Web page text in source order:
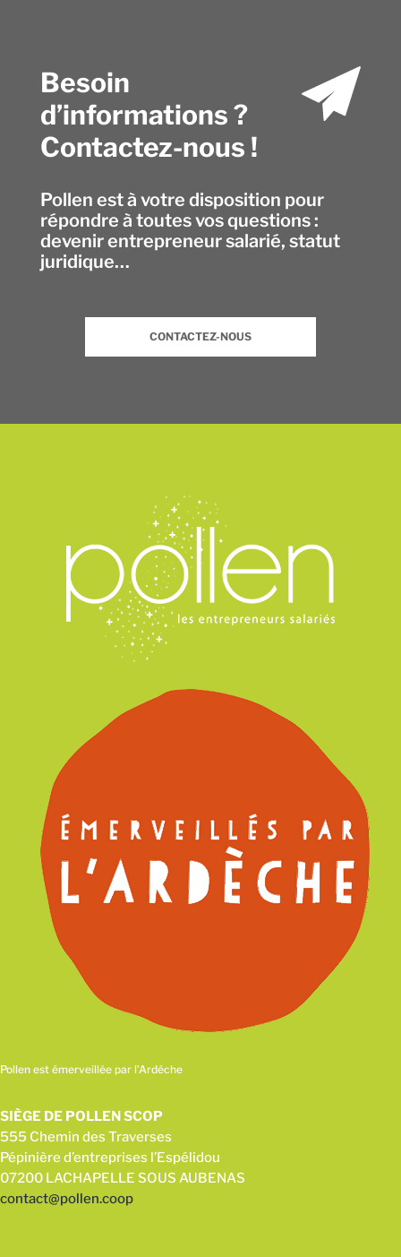
Besoin
d’informations ?
Contactez-nous !
Pollen est à votre disposition pour
répondre à toutes vos questions :
devenir entrepreneur salarié, statut
juridique…
CONTACTEZ-NOUS
Pollen est émerveillée par l’Ardéche
SIÈGE DE POLLEN SCOP
555 Chemin des Traverses
Pépinière d’entreprises l’Espélidou
07200 LACHAPELLE SOUS AUBENAS
contact@pollen.coop